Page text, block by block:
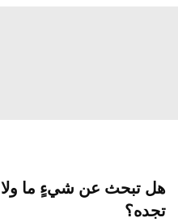
هل تبحث عن شيءٍ ما ولا
تجده؟